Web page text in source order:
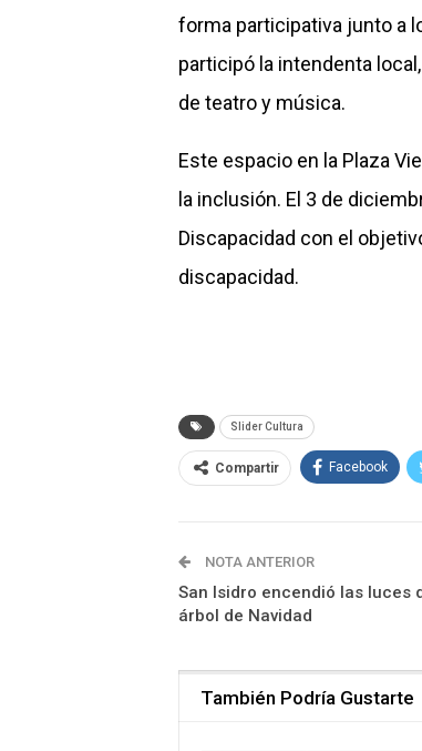
forma participativa junto a
participó la intendenta
de teatro y música.
Este espacio en la Plaza
la inclusión. El 3 de
Discapacidad con el
discapacidad.
Slider Cultura
Compartir Facebook
NOTA ANTERIOR
San Isidro encendió las luces
árbol de Navidad
También Podría Gustarte